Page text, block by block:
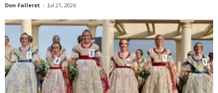
Don Falleret - Jul 21, 2026